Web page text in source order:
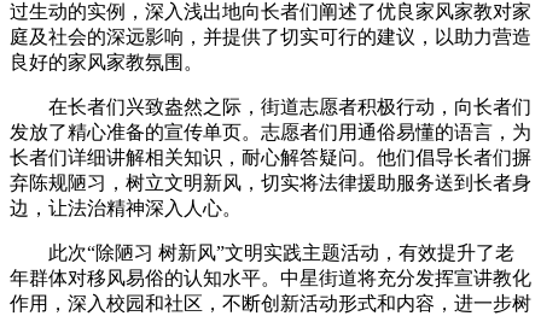
过生动的实例，深入浅出地向长者们阐述了优良家风家教对家
庭及社会的深远影响，并提供了切实可行的建议，以助力营造
良好的家风家教氛围。
在长者们兴致盎然之际，街道志愿者积极行动，向长者们
发放了精心准备的宣传单页。志愿者们用通俗易懂的语言，为
长者们详细讲解相关知识，耐心解答疑问。他们倡导长者们摒
弃陈规陋习，树立文明新风，切实将法律援助服务送到长者身
边，让法治精神深入人心。
此次“除陋习 树新风”文明实践主题活动，有效提升了老
年群体对移风易俗的认知水平。中星街道将充分发挥宣讲教化
作用，深入校园和社区，不断创新活动形式和内容，进一步树